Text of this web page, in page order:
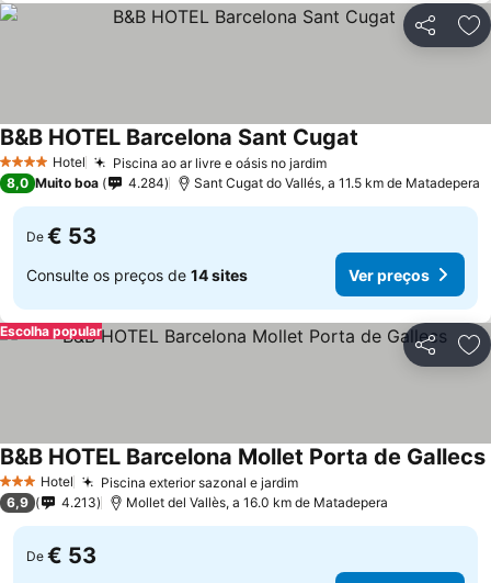
Partilhar
4 EstrelasHotel Piscina ao ar livre e oásis no jardim
B&B HOTEL Barcelona Sant Cugat
8,0 Muito boa 4.284 Sant Cugat do Vallés, a 11.5 km de Matadepera
De € 53
Consulte os preços de 14 sites Ver preços
Partilhar
Escolha popular
3 EstrelasHotel Piscina exterior sazonal e jardim
B&B HOTEL Barcelona Mollet Porta de Gallecs
6,9 4.213 Mollet del Vallès, a 16.0 km de Matadepera
De € 53